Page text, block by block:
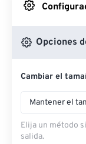
Opciones
Cambiar el
Mantener el
Elija un método
salida.